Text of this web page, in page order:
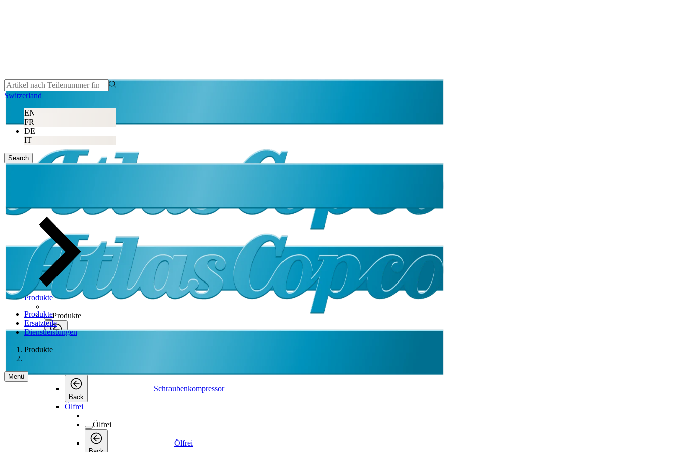
Switzerland
EN
FR
DE
IT
Search
Produkte
Ersatzteile
Dienstleistungen
Produkte
Menü
Produkte
Produkte
Produkte
Schraubenkompressor
Back
Schraubenkompressor
Ölfrei
Ölfrei
Ölfrei